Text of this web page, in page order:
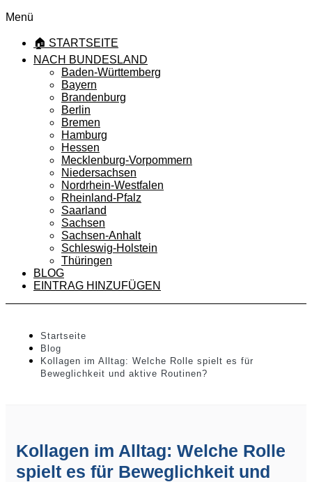
Menü
🏠 STARTSEITE
NACH BUNDESLAND
Baden-Württemberg
Bayern
Brandenburg
Berlin
Bremen
Hamburg
Hessen
Mecklenburg-Vorpommern
Niedersachsen
Nordrhein-Westfalen
Rheinland-Pfalz
Saarland
Sachsen
Sachsen-Anhalt
Schleswig-Holstein
Thüringen
BLOG
EINTRAG HINZUFÜGEN
Startseite
Blog
Kollagen im Alltag: Welche Rolle spielt es für
Beweglichkeit und aktive Routinen?
Kollagen im Alltag: Welche Rolle
spielt es für Beweglichkeit und